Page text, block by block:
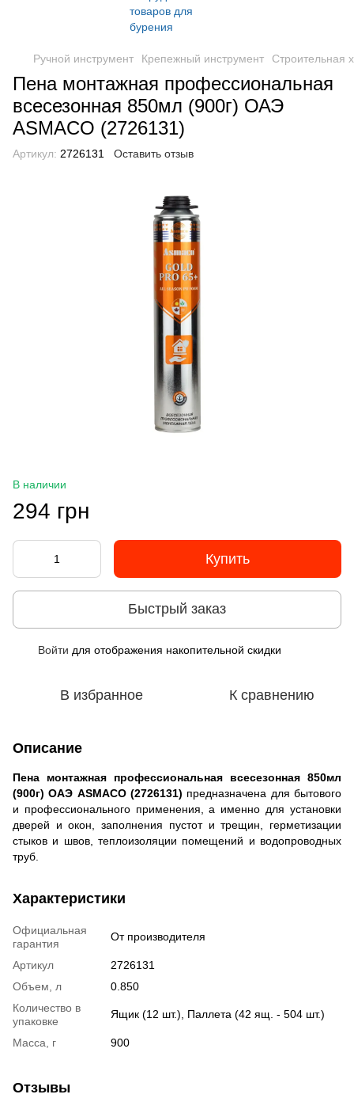
Ручной инструмент Крепежный инструмент Строительная
Пена монтажная профессиональная
всесезонная 850мл (900г) ОАЭ
ASMACO (2726131)
Артикул: 2726131 Оставить отзыв
В наличии
294 грн
Купить
Быстрый заказ
Войти для отображения накопительной скидки
В избранное К сравнению
Описание
Пена монтажная профессиональная всесезонная 850мл
(900г) ОАЭ ASMACO (2726131) предназначена для бытового
и профессионального применения, а именно для установки
дверей и окон, заполнения пустот и трещин, герметизации
стыков и швов, теплоизоляции помещений и водопроводных
труб.
Характеристики
Официальная
гарантия
От производителя
Артикул
2726131
Объем, л
0.850
Количество в
упаковке
Ящик (12 шт.), Паллета (42 ящ. - 504 шт.)
Масса, г 900
Отзывы